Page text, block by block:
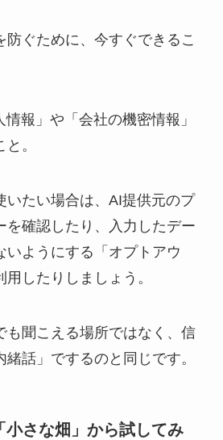
ぐために、今すぐできるこ
報」や「会社の機密情報」
。
いたい場合は、AI提供元のプ
を確認したり、入力したデー
いようにする「オプトアウ
用したりしましょう。
も聞こえる場所ではなく、信
話」でするのと同じです。
さな畑」から試してみ